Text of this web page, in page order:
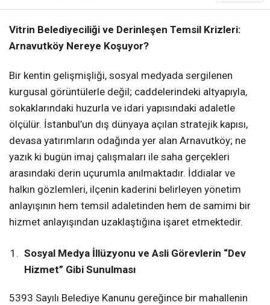
Vitrin Belediyeciliği ve Derinleşen Temsil Krizleri:
Arnavutköy Nereye Koşuyor?
Bir kentin gelişmişliği, sosyal medyada sergilenen
kurgusal görüntülerle değil; caddelerindeki altyapıyla,
sokaklarındaki huzurla ve idari yapısındaki adaletle
ölçülür. İstanbul’un dış dünyaya açılan stratejik kapısı,
devasa yatırımların odağında yer alan Arnavutköy; ne
yazık ki bugün imaj çalışmaları ile saha gerçekleri
arasındaki derin uçurumla anılmaktadır. İddialar ve
halkın gözlemleri, ilçenin kaderini belirleyen yönetim
anlayışının hem temsil adaletinden hem de samimi bir
hizmet anlayışından uzaklaştığına işaret etmektedir.
Sosyal Medya İllüzyonu ve Asli Görevlerin “Dev
Hizmet” Gibi Sunulması
5393 Sayılı Belediye Kanunu gereğince bir mahallenin